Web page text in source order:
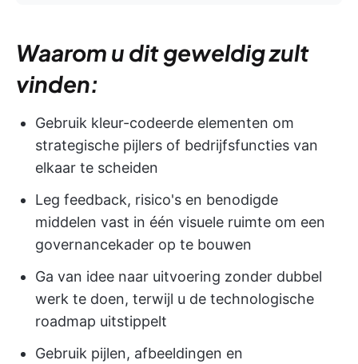
Waarom u dit geweldig zult
vinden:
Gebruik kleur-codeerde elementen om
strategische pijlers of bedrijfsfuncties van
elkaar te scheiden
Leg feedback, risico's en benodigde
middelen vast in één visuele ruimte om een
governancekader op te bouwen
Ga van idee naar uitvoering zonder dubbel
werk te doen, terwijl u de technologische
roadmap uitstippelt
Gebruik pijlen, afbeeldingen en